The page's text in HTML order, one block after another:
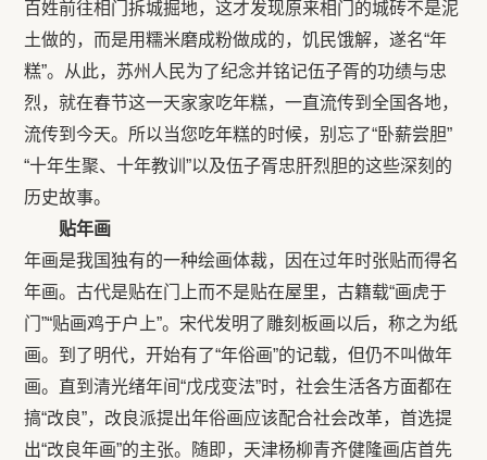
百姓前往相门拆城掘地，这才发现原来相门的城砖不是泥
土做的，而是用糯米磨成粉做成的，饥民饿解，遂名“年
糕”。从此，苏州人民为了纪念并铭记伍子胥的功绩与忠
烈，就在春节这一天家家吃年糕，一直流传到全国各地，
流传到今天。所以当您吃年糕的时候，别忘了“卧薪尝胆”
“十年生聚、十年教训”以及伍子胥忠肝烈胆的这些深刻的
历史故事。
贴年画
年画是我国独有的一种绘画体裁，因在过年时张贴而得名
年画。古代是贴在门上而不是贴在屋里，古籍载“画虎于
门”“贴画鸡于户上”。宋代发明了雕刻板画以后，称之为纸
画。到了明代，开始有了“年俗画”的记载，但仍不叫做年
画。直到清光绪年间“戊戌变法”时，社会生活各方面都在
搞“改良”，改良派提出年俗画应该配合社会改革，首选提
出“改良年画”的主张。随即，天津杨柳青齐健隆画店首先